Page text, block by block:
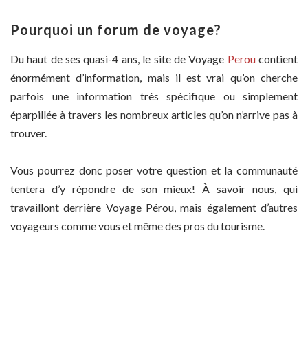
Pourquoi un forum de voyage?
Du haut de ses quasi-4 ans, le site de Voyage Peroucontient
énormément d’information, mais il est vrai qu’on cherche
parfois une information très spécifique ou simplement
éparpillée à travers les nombreux articles qu’on n’arrive pas à
trouver.
Vous pourrez donc poser votre question et la communauté
tentera d’y répondre de son mieux! À savoir nous, qui
travaillont derrière Voyage Pérou, mais également d’autres
voyageurs comme vous et même des pros du tourisme.